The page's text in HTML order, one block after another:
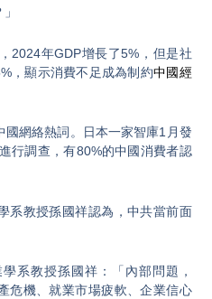
2024年GDP增長了5%，但是社
，顯示消費不足成為制約中國經
國網絡熱詞。日本一家智庫1月發
行調查，有80%的中國消費者認
系教授孫國祥認為，中共當前面
系教授孫國祥：「內部問題，
危機、就業市場疲軟、企業信心